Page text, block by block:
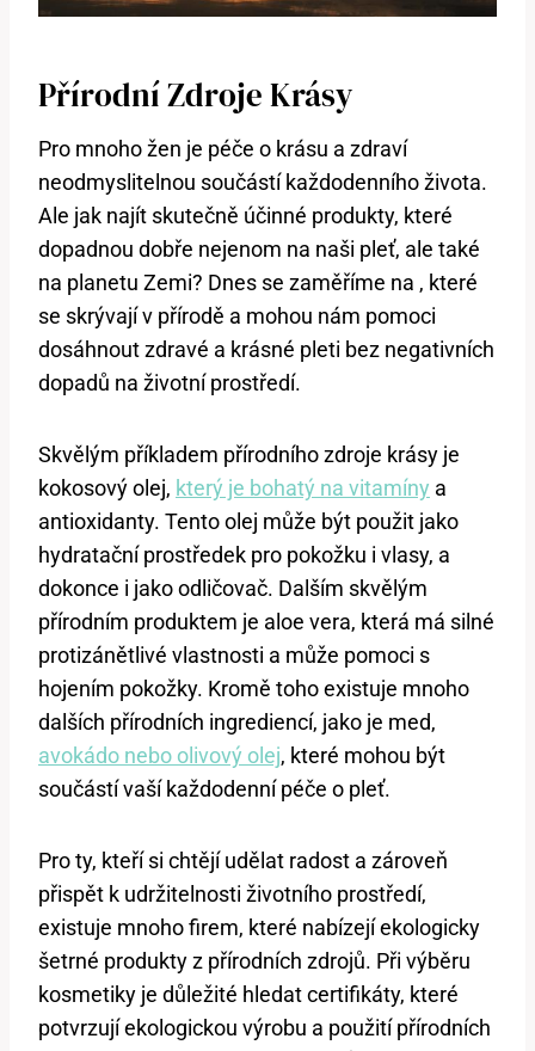
Přírodní Zdroje Krásy
Pro mnoho žen je péče o krásu a zdraví
neodmyslitelnou součástí každodenního života.
Ale jak najít skutečně účinné produkty, které
dopadnou dobře nejenom na naši pleť, ale také
na planetu Zemi? Dnes se zaměříme na , které
se skrývají v přírodě a mohou nám pomoci
dosáhnout zdravé a krásné pleti bez negativních
dopadů na životní prostředí.
Skvělým příkladem přírodního zdroje krásy je
kokosový olej, který je bohatý na vitamíny a
antioxidanty. Tento olej může být použit jako
hydratační prostředek pro pokožku i vlasy, a
dokonce i jako odličovač. Dalším skvělým
přírodním produktem je aloe vera, která má silné
protizánětlivé vlastnosti a může pomoci s
hojením pokožky. Kromě toho existuje mnoho
dalších přírodních ingrediencí, jako je med,
avokádo nebo olivový olej, které mohou být
součástí vaší každodenní péče o pleť.
Pro ty, kteří si chtějí udělat radost a zároveň
přispět k udržitelnosti životního prostředí,
existuje mnoho firem, které nabízejí ekologicky
šetrné produkty z přírodních zdrojů. Při výběru
kosmetiky je důležité hledat certifikáty, které
potvrzují ekologickou výrobu a použití přírodních